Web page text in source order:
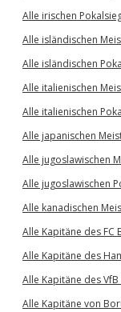
Alle irischen
Alle isländischen
Alle isländischen
Alle italienischen
Alle italienischen
Alle japanischen
Alle jugoslawischen
Alle jugoslawischen
Alle kanadischen
Alle Kapitäne des FC
Alle Kapitäne des
Alle Kapitäne des
Alle Kapitäne von